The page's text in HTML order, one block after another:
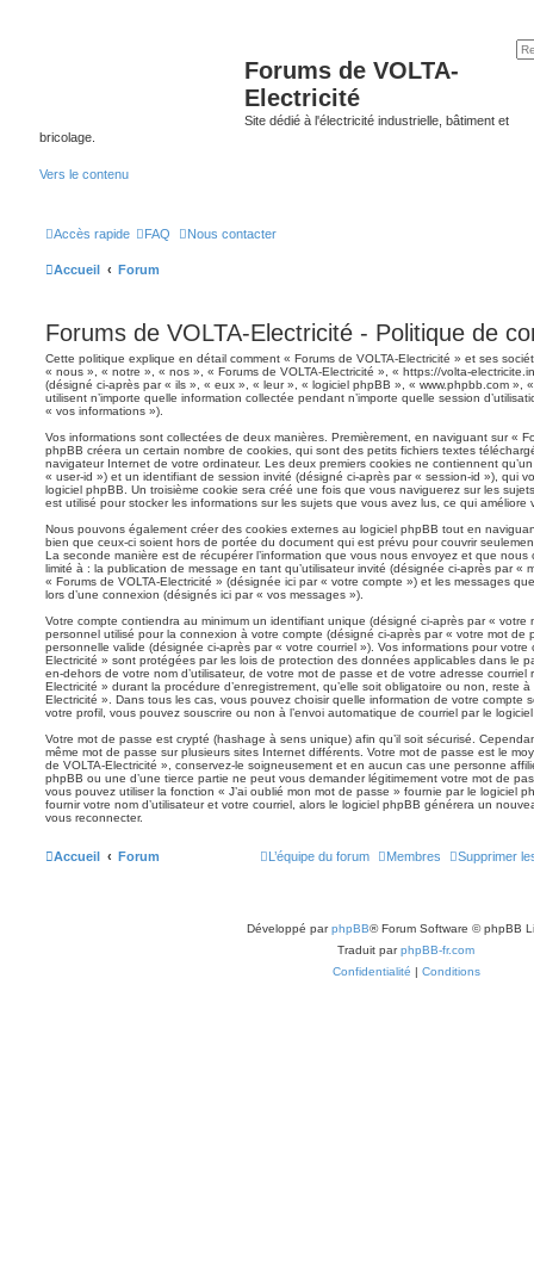
Forums de VOLTA-
Electricité
Site dédié à l'électricité industrielle, bâtiment et
bricolage.
Vers le contenu
Accès rapide FAQ Nous contacter
Accueil Forum
Forums de VOLTA-Electricité - Politique de
Cette politique explique en détail comment « Forums de VOLTA-Electricité » et ses
« nous », « notre », « nos », « Forums de VOLTA-Electricité », « https://volta-
(désigné ci-après par « ils », « eux », « leur », « logiciel phpBB », « www.phpbb.com »,
utilisent n’importe quelle information collectée pendant n’importe quelle session
« vos informations »).
Vos informations sont collectées de deux manières. Premièrement, en naviguant sur «
phpBB créera un certain nombre de cookies, qui sont des petits fichiers textes
navigateur Internet de votre ordinateur. Les deux premiers cookies ne contiennent
« user-id ») et un identifiant de session invité (désigné ci-après par « session-id »), qui
logiciel phpBB. Un troisième cookie sera créé une fois que vous naviguerez sur les
est utilisé pour stocker les informations sur les sujets que vous avez lus, ce qui améliore
Nous pouvons également créer des cookies externes au logiciel phpBB tout en
bien que ceux-ci soient hors de portée du document qui est prévu pour couvrir
La seconde manière est de récupérer l’information que vous nous envoyez et que nous
limité à : la publication de message en tant qu’utilisateur invité (désignée ci-après par «
« Forums de VOLTA-Electricité » (désignée ici par « votre compte ») et les messages
lors d’une connexion (désignés ici par « vos messages »).
Votre compte contiendra au minimum un identifiant unique (désigné ci-après par « votre
personnel utilisé pour la connexion à votre compte (désigné ci-après par « votre mot de
personnelle valide (désignée ci-après par « votre courriel »). Vos informations pour votre
Electricité » sont protégées par les lois de protection des données applicables dans le
en-dehors de votre nom d’utilisateur, de votre mot de passe et de votre adresse courriel
Electricité » durant la procédure d’enregistrement, qu’elle soit obligatoire ou non, reste
Electricité ». Dans tous les cas, vous pouvez choisir quelle information de votre compte
votre profil, vous pouvez souscrire ou non à l’envoi automatique de courriel par le
Votre mot de passe est crypté (hashage à sens unique) afin qu’il soit sécurisé.
même mot de passe sur plusieurs sites Internet différents. Votre mot de passe est le
de VOLTA-Electricité », conservez-le soigneusement et en aucun cas une personne
phpBB ou une d’une tierce partie ne peut vous demander légitimement votre mot de
vous pouvez utiliser la fonction « J’ai oublié mon mot de passe » fournie par le logiciel
fournir votre nom d’utilisateur et votre courriel, alors le logiciel phpBB générera un
vous reconnecter.
Accueil Forum Supprimer
Membres
L’équipe du forum
Développé parphpBB® Forum Software © phpBB
Traduit parphpBB-fr.com
Confidentialité | Conditions